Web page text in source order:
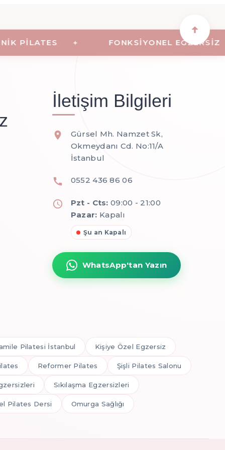
PILATES FONKSIYONEL EGZERSIZ
İletişim Bilgileri
Gürsel Mh. Namzet Sk,
Okmeydanı Cd. No:11/A
İstanbul
0552 436 86 06
Pzt - Cts: 09:00 - 21:00
Pazar: Kapalı
Şu an Kapalı
WhatsApp'tan Yazın
Pilatesi İstanbul Kişiye Özel Egzersiz
Reformer Pilates Şişli Pilates Salonu
Sıkılaşma Egzersizleri
Pilates Dersi Omurga Sağlığı